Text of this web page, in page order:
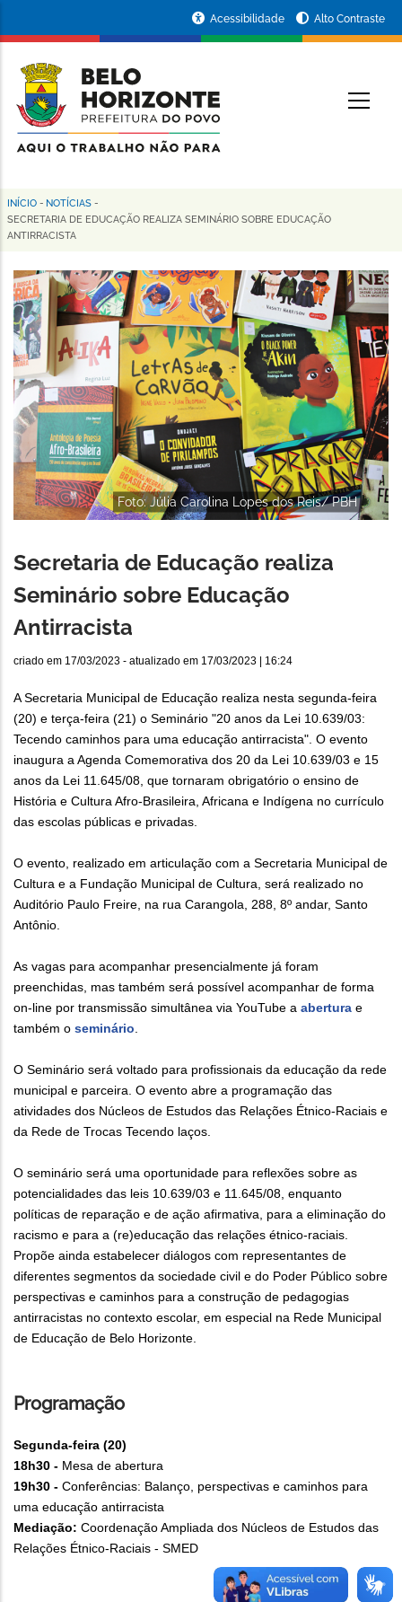
conteúdo
principal
da
Prefeitura
de
Horizonte
Acessibilidade Alto Contraste
Trilha
de
navegação
INÍCIO - NOTÍCIAS -
SECRETARIA DE EDUCAÇÃO REALIZA SEMINÁRIO SOBRE EDUCAÇÃO
ANTIRRACISTA
Foto: Júlia Carolina Lopes dos Reis/ PBH
Secretaria de Educação realiza
Seminário sobre Educação
Antirracista
criado em 17/03/2023 - atualizado em 17/03/2023 | 16:24
A Secretaria Municipal de Educação realiza nesta segunda-feira
(20) e terça-feira (21) o Seminário "20 anos da Lei 10.639/03:
Tecendo caminhos para uma educação antirracista". O evento
inaugura a Agenda Comemorativa dos 20 da Lei 10.639/03 e 15
anos da Lei 11.645/08, que tornaram obrigatório o ensino de
História e Cultura Afro-Brasileira, Africana e Indígena no currículo
das escolas públicas e privadas.
O evento, realizado em articulação com a Secretaria Municipal de
Cultura e a Fundação Municipal de Cultura, será realizado no
Auditório Paulo Freire, na rua Carangola, 288, 8º andar, Santo
Antônio.
As vagas para acompanhar presencialmente já foram
preenchidas, mas também será possível acompanhar de forma
on-line por transmissão simultânea via YouTube a abertura e
também o seminário.
O Seminário será voltado para profissionais da educação da rede
municipal e parceira. O evento abre a programação das
atividades dos Núcleos de Estudos das Relações Étnico-Raciais e
da Rede de Trocas Tecendo laços.
O seminário será uma oportunidade para reflexões sobre as
potencialidades das leis 10.639/03 e 11.645/08, enquanto
políticas de reparação e de ação afirmativa, para a eliminação do
racismo e para a (re)educação das relações étnico-raciais.
Propõe ainda estabelecer diálogos com representantes de
diferentes segmentos da sociedade civil e do Poder Público sobre
perspectivas e caminhos para a construção de pedagogias
antirracistas no contexto escolar, em especial na Rede Municipal
de Educação de Belo Horizonte.
Programação
Segunda-feira (20)
18h30 - Mesa de abertura
19h30 - Conferências: Balanço, perspectivas e caminhos para
uma educação antirracista
Mediação: Coordenação Ampliada dos Núcleos de Estudos das
Relações Étnico-Raciais - SMED